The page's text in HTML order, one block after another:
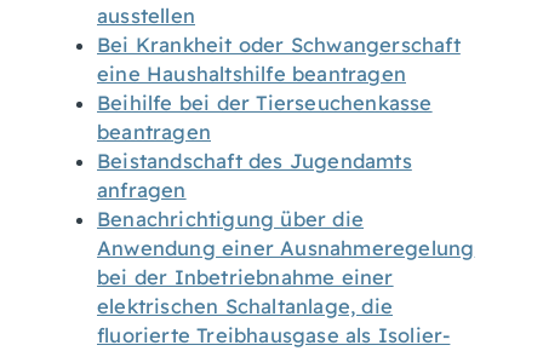
ausstellen
Bei Krankheit oder Schwangerschaft
eine Haushaltshilfe beantragen
Beihilfe bei der Tierseuchenkasse
beantragen
Beistandschaft des Jugendamts
anfragen
Benachrichtigung über die
Anwendung einer Ausnahmeregelung
bei der Inbetriebnahme einer
elektrischen Schaltanlage, die
fluorierte Treibhausgase als Isolier-